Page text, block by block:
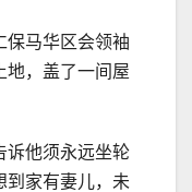
保马华区会领袖
地，盖了一间屋
诉他须永远坐轮
到家有妻儿，未